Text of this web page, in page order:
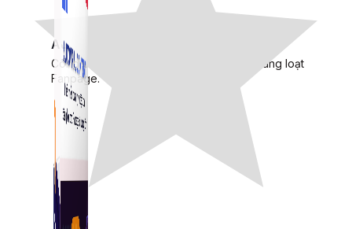
Auto Viral Content
Công cụ đặt lịch, đăng bài tự động cho hàng loạt
Fanpage.